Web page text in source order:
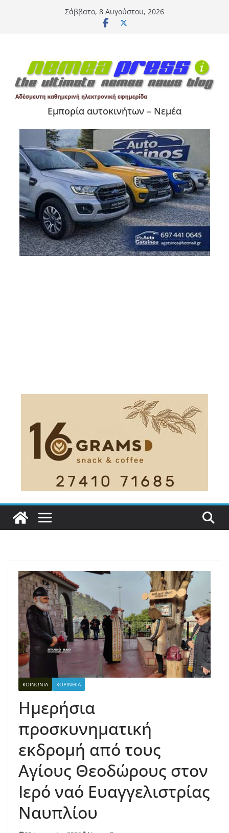
Σάββατο, 8 Αυγούστου, 2026
Εμπορία αυτοκινήτων – Νεμέα
ΚΟΙΝΩΝΙΑ ΚΟΡΙΝΘΙΑ
Ημερήσια
προσκυνηματική
εκδρομή από τους
Αγίους Θεοδώρους στον
Ιερό ναό Ευαγγελιστρίας
Ναυπλίου